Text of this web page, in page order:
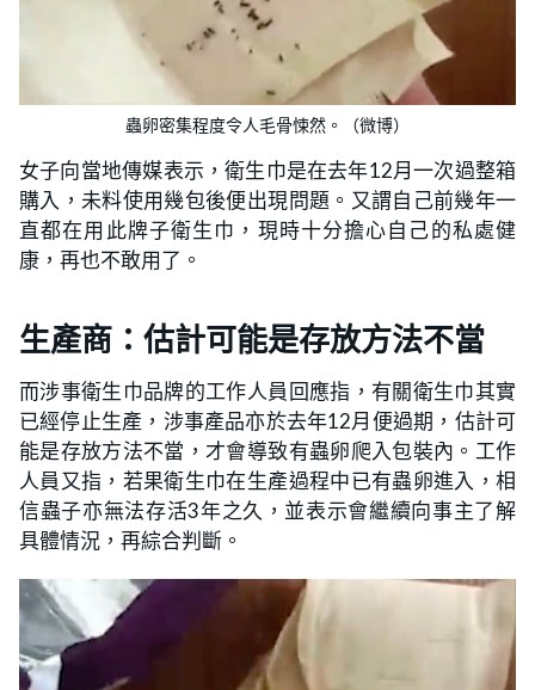
蟲卵密集程度令人毛骨悚然。（微博）
女子向當地傳媒表示，衛生巾是在去年12月一次過整箱
購入，未料使用幾包後便出現問題。又謂自己前幾年一
直都在用此牌子衛生巾，現時十分擔心自己的私處健
康，再也不敢用了。
生產商：估計可能是存放方法不當
而涉事衛生巾品牌的工作人員回應指，有關衛生巾其實
已經停止生產，涉事產品亦於去年12月便過期，估計可
能是存放方法不當，才會導致有蟲卵爬入包裝內。工作
人員又指，若果衛生巾在生產過程中已有蟲卵進入，相
信蟲子亦無法存活3年之久，並表示會繼續向事主了解
具體情況，再綜合判斷。